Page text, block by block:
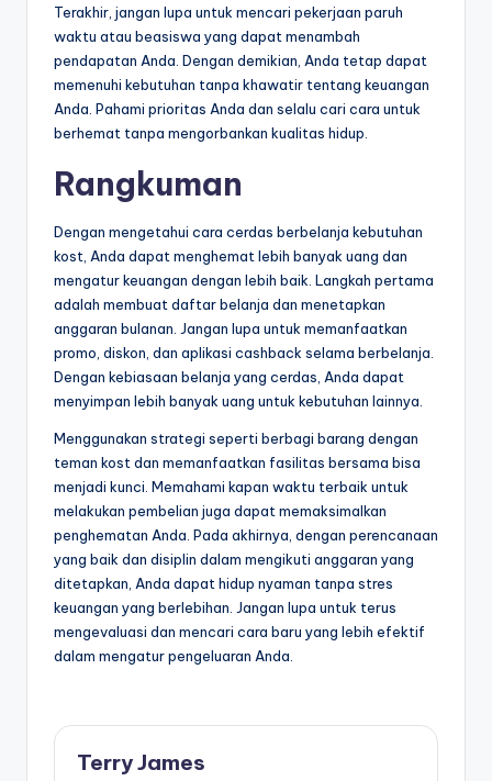
Terakhir, jangan lupa untuk mencari pekerjaan paruh
waktu atau beasiswa yang dapat menambah
pendapatan Anda. Dengan demikian, Anda tetap dapat
memenuhi kebutuhan tanpa khawatir tentang keuangan
Anda. Pahami prioritas Anda dan selalu cari cara untuk
berhemat tanpa mengorbankan kualitas hidup.
Rangkuman
Dengan mengetahui cara cerdas berbelanja kebutuhan
kost, Anda dapat menghemat lebih banyak uang dan
mengatur keuangan dengan lebih baik. Langkah pertama
adalah membuat daftar belanja dan menetapkan
anggaran bulanan. Jangan lupa untuk memanfaatkan
promo, diskon, dan aplikasi cashback selama berbelanja.
Dengan kebiasaan belanja yang cerdas, Anda dapat
menyimpan lebih banyak uang untuk kebutuhan lainnya.
Menggunakan strategi seperti berbagi barang dengan
teman kost dan memanfaatkan fasilitas bersama bisa
menjadi kunci. Memahami kapan waktu terbaik untuk
melakukan pembelian juga dapat memaksimalkan
penghematan Anda. Pada akhirnya, dengan perencanaan
yang baik dan disiplin dalam mengikuti anggaran yang
ditetapkan, Anda dapat hidup nyaman tanpa stres
keuangan yang berlebihan. Jangan lupa untuk terus
mengevaluasi dan mencari cara baru yang lebih efektif
dalam mengatur pengeluaran Anda.
Terry James